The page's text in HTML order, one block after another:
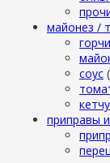
майонез /
соус
приправы